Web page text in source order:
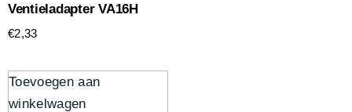
Ventieladapter VA16H
€2,33
Toevoegen aan
winkelwagen